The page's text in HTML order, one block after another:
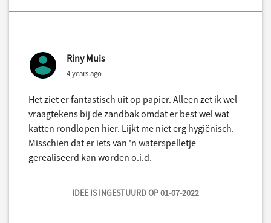
Riny Muis
4 years ago
Het ziet er fantastisch uit op papier. Alleen zet ik wel
vraagtekens bij de zandbak omdat er best wel wat
katten rondlopen hier. Lijkt me niet erg hygiënisch.
Misschien dat er iets van 'n waterspelletje
gerealiseerd kan worden o.i.d.
IDEE IS INGESTUURD OP 01-07-2022